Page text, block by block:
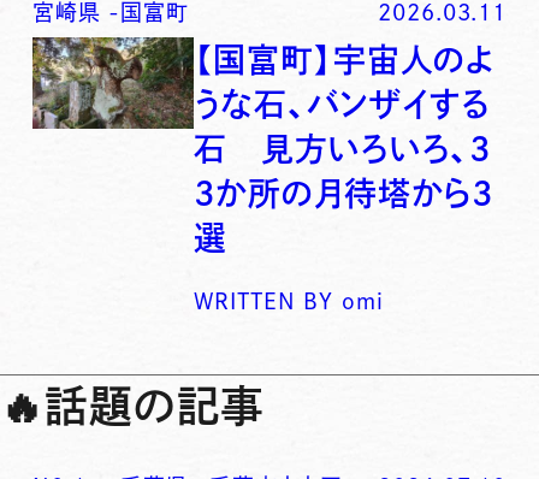
宮崎県 - 国富町 2026.03.11
【国富町】宇宙人のよ
うな石、バンザイする
石 見方いろいろ、3
3か所の月待塔から3
選
WRITTEN BY omi
🔥話題の記事